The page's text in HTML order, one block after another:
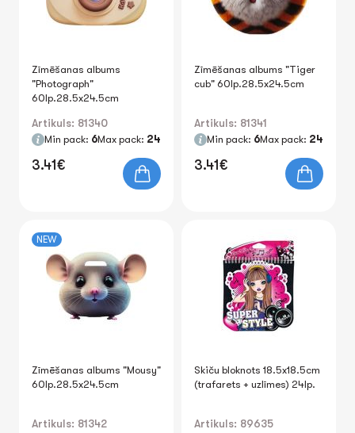
Zīmēšanas albums
"Photograph"
60lp.28.5x24.5cm
Artikuls: 81340
Min pack: 6Max pack: 24
3.41€
Zīmēšanas albums "Tiger
cub" 60lp.28.5x24.5cm
Artikuls: 81341
Min pack: 6Max pack: 24
3.41€
NEW
Zīmēšanas albums "Mousy"
60lp.28.5x24.5cm
Artikuls: 81342
Skiču bloknots 18.5x18.5cm
(trafarets + uzlīmes) 24lp.
Artikuls: 89635